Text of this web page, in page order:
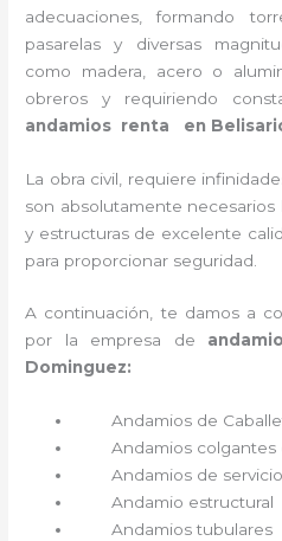
adecuaciones, formando
pasarelas y diversas
como madera, acero o
obreros y requiriendo
andamios renta en
La obra civil, requiere
son absolutamente necesarios
y estructuras de excelente
para proporcionar seguridad.
A continuación, te damos a
por la empresa de
Dominguez:
Andamios de
Andamios colgantes
Andamios de servicio
Andamio estructural
Andamios tubulares